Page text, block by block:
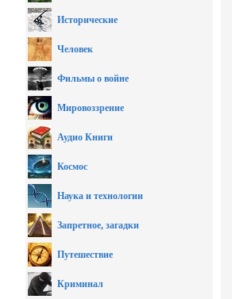
Исторические
Человек
Фильмы о войне
Мировоззрение
Аудио Книги
Космос
Наука и технологии
Запретное, загадки
Путешествие
Криминал